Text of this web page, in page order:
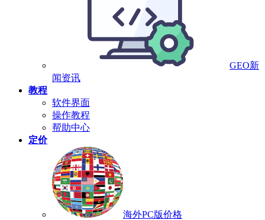
GEO新
闻资讯
教程
软件界面
操作教程
帮助中心
定价
海外PC版价格